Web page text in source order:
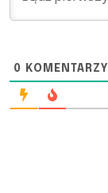
0 KOMENTARZY